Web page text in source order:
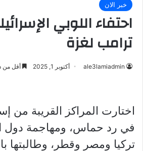
خبر الان
احتفاء اللوبي
ترامب لغزة
ale3lamiadmin أكتوبر 1, 2025 أقل من
اختارت المراكز القريبة من
في رد حماس، ومهاجمة دول
تركيا ومصر وقطر، وطالبتها